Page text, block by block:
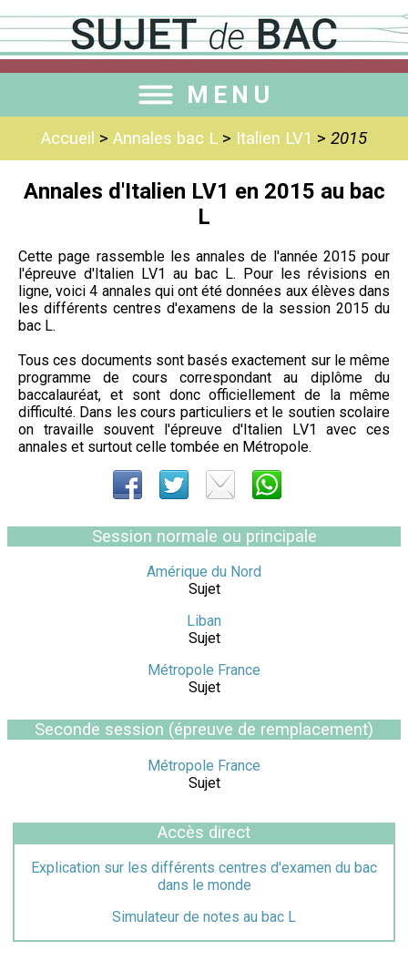
MENU
Accueil > Annales bac L > Italien LV1 > 2015
Annales d'Italien LV1 en 2015 au bac
L
Cette page rassemble les annales de l'année 2015 pour
l'épreuve d'Italien LV1 au bac L. Pour les révisions en
ligne, voici 4 annales qui ont été données aux élèves dans
les différents centres d'examens de la session 2015 du
bac L.
Tous ces documents sont basés exactement sur le même
programme de cours correspondant au diplôme du
baccalauréat, et sont donc officiellement de la même
difficulté. Dans les cours particuliers et le soutien scolaire
on travaille souvent l'épreuve d'Italien LV1 avec ces
annales et surtout celle tombée en Métropole.
Session normale ou principale
Amérique du Nord
Sujet
Liban
Sujet
Métropole France
Sujet
Seconde session (épreuve de remplacement)
Métropole France
Sujet
Accès direct
Explication sur les différents centres d'examen du bac
dans le monde
Simulateur de notes au bac L